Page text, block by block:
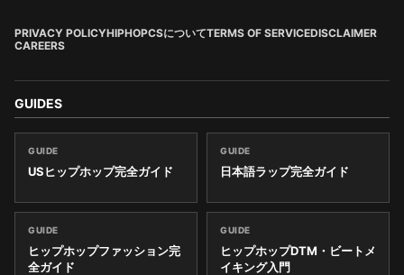
PRIVACY POLICYHIPHOPCSについてTERMS OF SERVICEDISCLAIMER
CAREERS
GUIDES
GUIDE
USヒップホップ完全ガイド
GUIDE
日本語ラップ完全ガイド
GUIDE
ヒップホップファッション完
全ガイド
GUIDE
ヒップホップDTM・ビートメ
イキング入門